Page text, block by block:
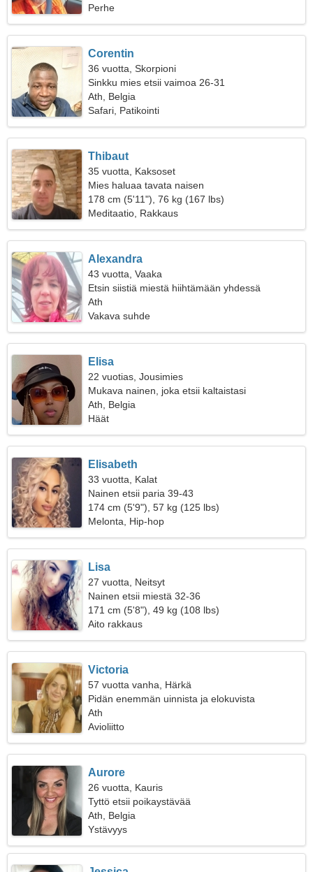
Perhe
Corentin
36 vuotta, Skorpioni
Sinkku mies etsii vaimoa 26-31
Ath, Belgia
Safari, Patikointi
Thibaut
35 vuotta, Kaksoset
Mies haluaa tavata naisen
178 cm (5'11"), 76 kg (167 lbs)
Meditaatio, Rakkaus
Alexandra
43 vuotta, Vaaka
Etsin siistiä miestä hiihtämään yhdessä
Ath
Vakava suhde
Elisa
22 vuotias, Jousimies
Mukava nainen, joka etsii kaltaistasi
Ath, Belgia
Häät
Elisabeth
33 vuotta, Kalat
Nainen etsii paria 39-43
174 cm (5'9"), 57 kg (125 lbs)
Melonta, Hip-hop
Lisa
27 vuotta, Neitsyt
Nainen etsii miestä 32-36
171 cm (5'8"), 49 kg (108 lbs)
Aito rakkaus
Victoria
57 vuotta vanha, Härkä
Pidän enemmän uinnista ja elokuvista
Ath
Avioliitto
Aurore
26 vuotta, Kauris
Tyttö etsii poikaystävää
Ath, Belgia
Ystävyys